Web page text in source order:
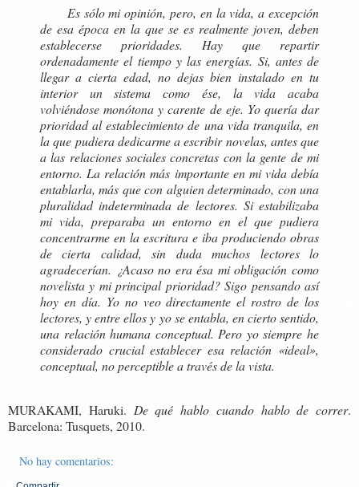
Es sólo mi opinión, pero, en la vida, a excepción
de esa época en la que se es realmente joven, deben
establecerse prioridades. Hay que repartir
ordenadamente el tiempo y las energías. Si, antes de
llegar a cierta edad, no dejas bien instalado en tu
interior un sistema como ése, la vida acaba
volviéndose monótona y carente de eje. Yo quería dar
prioridad al establecimiento de una vida tranquila, en
la que pudiera dedicarme a escribir novelas, antes que
a las relaciones sociales concretas con la gente de mi
entorno. La relación más importante en mi vida debía
entablarla, más que con alguien determinado, con una
pluralidad indeterminada de lectores. Si estabilizaba
mi vida, preparaba un entorno en el que pudiera
concentrarme en la escritura e iba produciendo obras
de cierta calidad, sin duda muchos lectores lo
agradecerían. ¿Acaso no era ésa mi obligación como
novelista y mi principal prioridad? Sigo pensando así
hoy en día. Yo no veo directamente el rostro de los
lectores, y entre ellos y yo se entabla, en cierto sentido,
una relación humana conceptual. Pero yo siempre he
considerado crucial establecer esa relación «ideal»,
conceptual, no perceptible a través de la vista.
MURAKAMI, Haruki. De qué hablo cuando hablo de correr.
Barcelona: Tusquets, 2010.
No hay comentarios: